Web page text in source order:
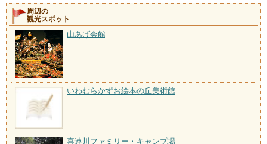
周辺の
観光スポット
山あげ会館
いわむらかずお絵本の丘美術館
喜連川ファミリー・キャンプ場